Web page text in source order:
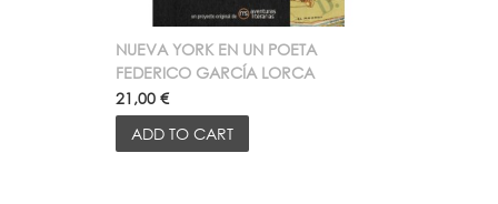
NUEVA YORK EN UN POETA
FEDERICO GARCÍA LORCA
21,00 €
ADD TO CART